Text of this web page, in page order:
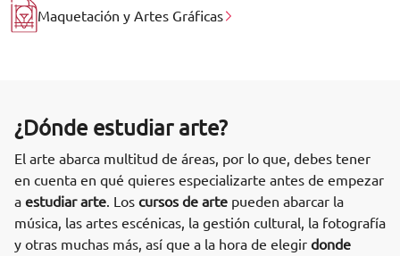
Maquetación y Artes Gráficas
¿Dónde estudiar arte?
El arte abarca multitud de áreas, por lo que, debes tener
en cuenta en qué quieres especializarte antes de empezar
a estudiar arte . Los cursos de arte pueden abarcar la
música, las artes escénicas, la gestión cultural, la fotografía
y otras muchas más, así que a la hora de elegir donde